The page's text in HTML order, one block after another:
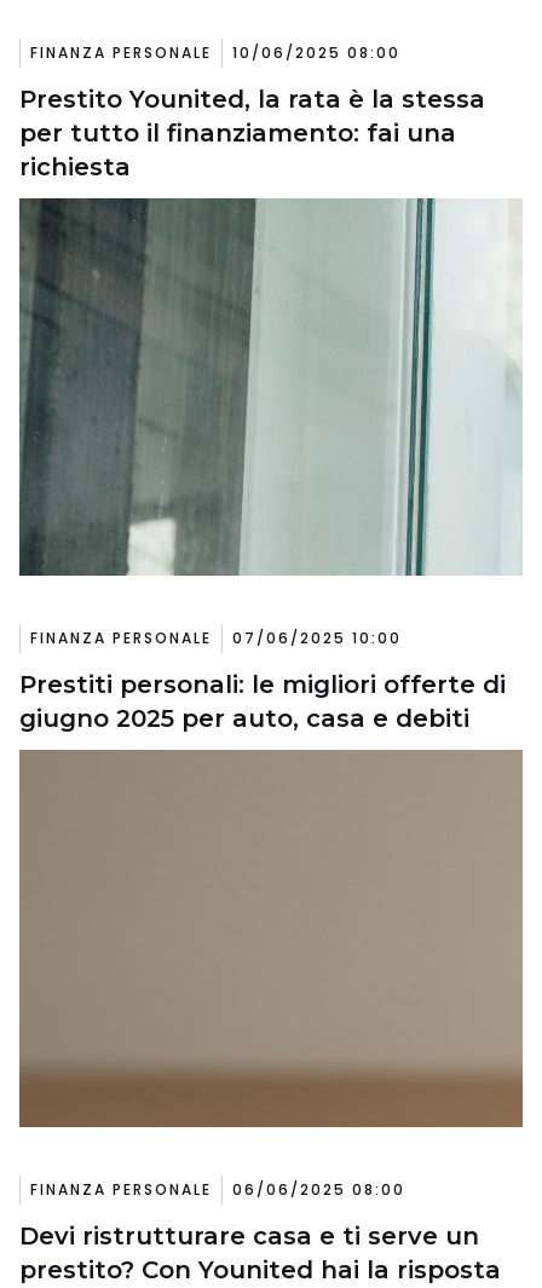
FINANZA PERSONALE 10/06/2025 08:00
Prestito Younited, la rata è la stessa
per tutto il finanziamento: fai una
richiesta
FINANZA PERSONALE 07/06/2025 10:00
Prestiti personali: le migliori offerte di
giugno 2025 per auto, casa e debiti
FINANZA PERSONALE 06/06/2025 08:00
Devi ristrutturare casa e ti serve un
prestito? Con Younited hai la risposta